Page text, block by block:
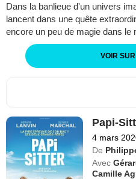
Dans la banlieue d'un univers
lancent dans une quête
encore un peu de magie dans le
VOIR
Papi-
4 mars
De
Avec
Camille